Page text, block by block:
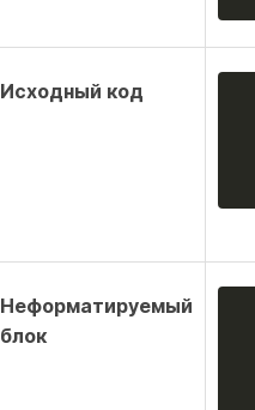
Исходный код
Неформатируемый
блок